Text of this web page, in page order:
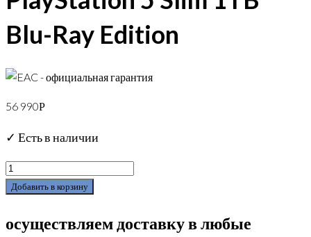
Blu-Ray Edition
- официальная гарантия
56 990Р
✓ Есть в наличии
Добавить в корзину
осуществляем доставку в любые